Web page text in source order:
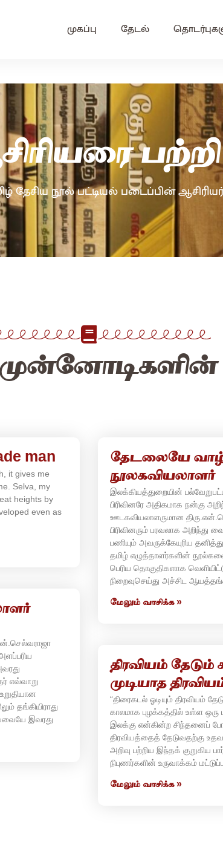
முகப்பு தேடல்
பற்றி
தேசிய நூல் பட்டியல் படைப்பின்
முன்னோடிகளின்
man
it gives me
Selva, my
heights by
even as
தேடலையே
நூலகவியலாளர்
இலக்கியத்துறையின்
பிரிவினரே அதிகமாக நன்கு
ஊடகவியலாளருமான
பிரிவினரும் பரவலாக
பணியும் அவருக்கேயுரிய
தமிழ் எழுத்தாளர்களின்
பெரிய தொகுதிகளாக
நிறைவுசெய்து அச்சிட
மேலும் வாசிக்க »
எவ்வாறு
தங்கியிராது
இவரது
திரவியம் தேடும்
முடியாத
“திரைகடல் ஓடியும் திரவியம்
காலமாக புழக்கத்தில் உள்ள
இலக்கு என்கின்ற சிந்தனைப்
திரவியத்தைத் தேடுவதற்கு
அறிவு பற்றிய இந்தக் குறுகிய
நிபுணர்களின் உருவாக்கம்
மேலும் வாசிக்க »